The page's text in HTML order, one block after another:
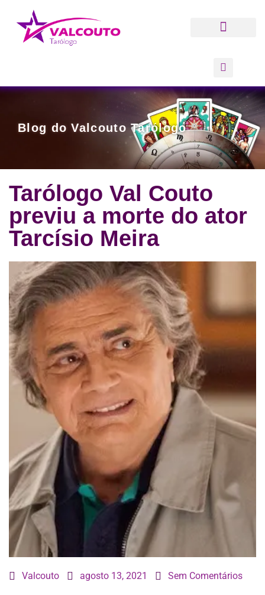
Blog do Valcouto Tarólogo
Tarólogo Val Couto
previu a morte do ator
Tarcísio Meira
Valcouto agosto 13, 2021 Sem Comentários